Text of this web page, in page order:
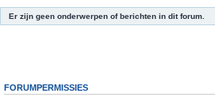
Er zijn geen onderwerpen of berichten in dit forum.
FORUMPERMISSIES